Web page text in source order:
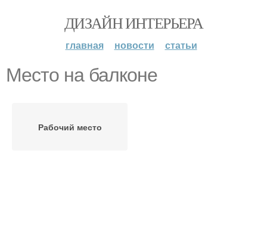
ДИЗАЙН ИНТЕРЬЕРА
главная новости статьи
Место на балконе
Рабочий место